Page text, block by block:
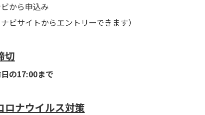
から申込み
サイトからエントリーできます）
切
の17:00まで
ロナウイルス対策